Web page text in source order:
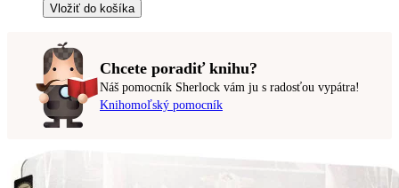
Vložiť do košíka
Chcete poradiť knihu?
Náš pomocník Sherlock vám ju s radosťou vypátra!
Knihomoľský pomocník